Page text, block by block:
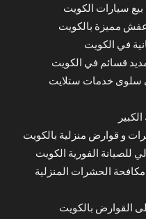
سيارات الكويت
مميزة بالكويت
في الكويت
قسائم في الكويت
سلوى خدمات ستلايت
و قوارض منزلية بالكويت
الفورية الكويت
الحشرات المنزلية
القوارض بالكويت